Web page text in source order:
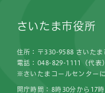
さいたま市役所
住所：〒330-9588 さいた
電話：048-829-1111（代表
※さいたまコールセンターに
開庁時間：8時30分から17